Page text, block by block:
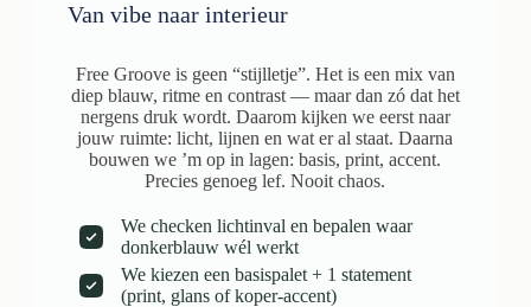
Van vibe naar interieur
Free Groove is geen “stijlletje”. Het is een mix van
diep blauw, ritme en contrast — maar dan zó dat het
nergens druk wordt. Daarom kijken we eerst naar
jouw ruimte: licht, lijnen en wat er al staat. Daarna
bouwen we ’m op in lagen: basis, print, accent.
Precies genoeg lef. Nooit chaos.
We checken lichtinval en bepalen waar
donkerblauw wél werkt
We kiezen een basispalet + 1 statement
(print, glans of koper-accent)